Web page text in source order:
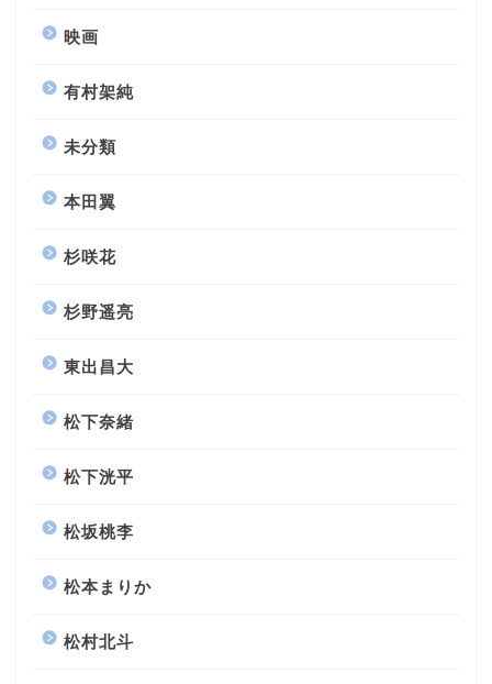
映画
有村架純
未分類
本田翼
杉咲花
杉野遥亮
東出昌大
松下奈緒
松下洸平
松坂桃李
松本まりか
松村北斗